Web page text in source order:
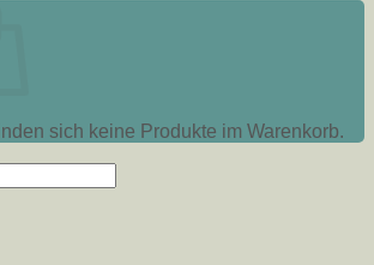
sich keine Produkte im Warenkorb.